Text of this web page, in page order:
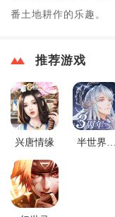
番土地耕作的乐趣。
推荐游戏
兴唐情缘
半世界之